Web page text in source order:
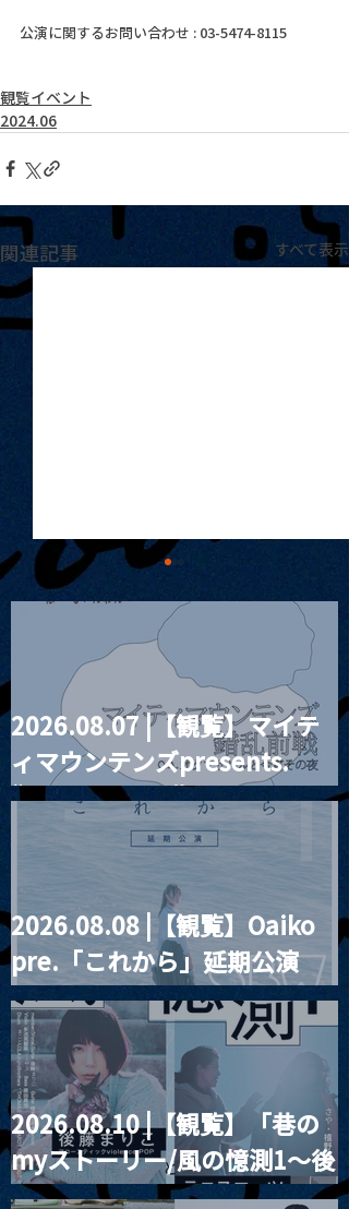
公演に関するお問い合わせ : 03-5474-8115
観覧イベント
2024.06
関連記事 すべて表示
MoonRomantic
Channel1周年記念Live
2026.08.07 |【観覧】マイテ
ィマウンテンズpresents.
“HALL-IN-ONE”
2026.08.08 |【観覧】Oaiko
pre.「これから」延期公演
Blurred City Lights × 17歳
とベルリンの壁
2026.08.10 |【観覧】「巷の
myストーリー/風の憶測1～後
藤まりこアコースティック